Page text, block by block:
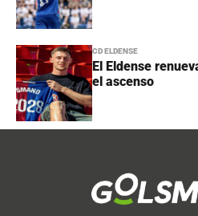
CD ELDENSE
El Eldense
el ascenso